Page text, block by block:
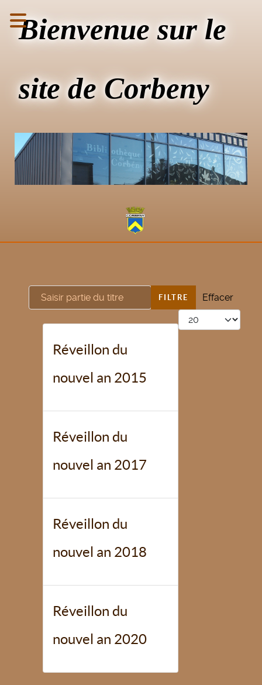
Bienvenue sur le
site de Corbeny
Saisir partie du titre FILTRE
Effacer
Afficher #
Réveillon du
nouvel an 2015
Réveillon du
nouvel an 2017
Réveillon du
nouvel an 2018
Réveillon du
nouvel an 2020